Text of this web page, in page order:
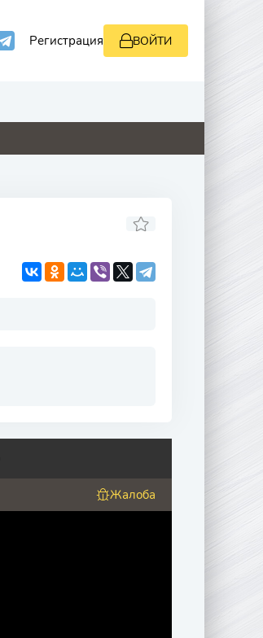
Регистрация ВОЙТИ
0 0
Жалоба